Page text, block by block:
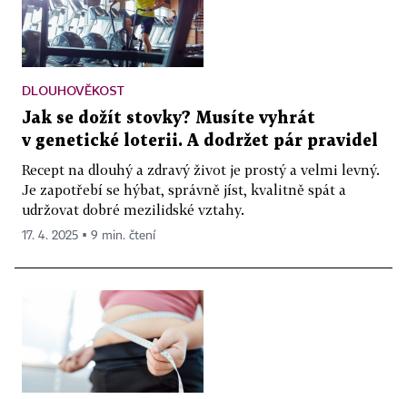
DLOUHOVĚKOST
Jak se dožít stovky? Musíte vyhrát
v genetické loterii. A dodržet pár pravidel
Recept na dlouhý a zdravý život je prostý a velmi levný.
Je zapotřebí se hýbat, správně jíst, kvalitně spát a
udržovat dobré mezilidské vztahy.
17. 4. 2025 ▪ 9 min. čtení